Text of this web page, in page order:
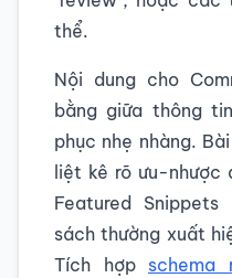
thể.
Nội dung cho
bằng giữa thông
phục nhẹ nhàng.
liệt kê rõ ưu-nhược
Featured
sách thường xuất
Tích hợp schema